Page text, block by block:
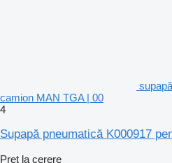
camion MAN TGA | 00
4
Supapă pneumatică K000917
Preț la cerere